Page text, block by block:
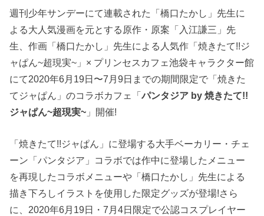
週刊少年サンデーにて連載された「橋口たかし」先生に
よる大人気漫画を元とする原作・原案「入江謙三」先
生、作画「橋口たかし」先生による人気作「焼きたて!!ジ
ャぱん~超現実~」× プリンセスカフェ池袋キャラクター館
にて2020年6月19日〜7月9日までの期間限定で「焼きた
てジャぱん」のコラボカフェ「パンタジア by 焼きたて!!
ジャぱん~超現実~ 」開催!
「焼きたて!!ジャぱん」に登場する大手ベーカリー・チェ
ーン「パンタジア」コラボでは作中に登場したメニュー
を再現したコラボメニューや「橋口たかし」先生による
描き下ろしイラストを使用した限定グッズが登場!さら
に、2020年6月19日・7月4日限定で公認コスプレイヤー